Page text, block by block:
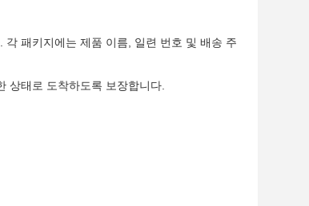
패키지에는 제품 이름, 일련 번호 및 배송 주
상태로 도착하도록 보장합니다.